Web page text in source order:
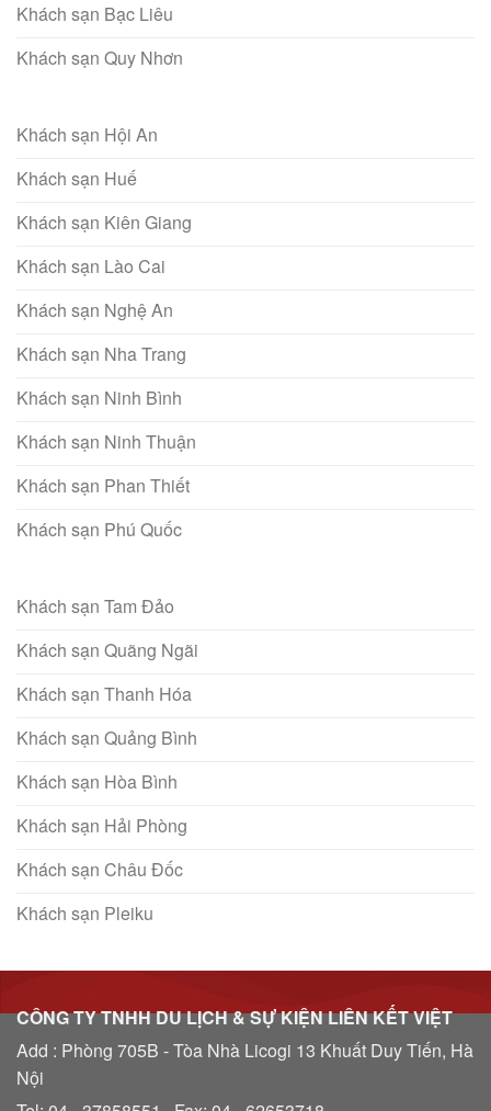
Khách sạn Bạc Liêu
Khách sạn Quy Nhơn
Khách sạn Hội An
Khách sạn Huế
Khách sạn Kiên Giang
Khách sạn Lào Cai
Khách sạn Nghệ An
Khách sạn Nha Trang
Khách sạn Ninh Bình
Khách sạn Ninh Thuận
Khách sạn Phan Thiết
Khách sạn Phú Quốc
Khách sạn Tam Đảo
Khách sạn Quãng Ngãi
Khách sạn Thanh Hóa
Khách sạn Quảng Bình
Khách sạn Hòa Bình
Khách sạn Hải Phòng
Khách sạn Châu Đốc
Khách sạn Pleiku
CÔNG TY TNHH DU LỊCH & SỰ KIỆN LIÊN KẾT VIỆT
Add : Phòng 705B - Tòa Nhà Licogi 13 Khuất Duy Tiến, Hà
Nội